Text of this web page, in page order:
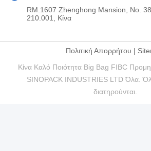
RM.1607 Zhenghong Mansion, No.
210.001, Κίνα
Πολιτική Απορρήτου |
Κίνα Καλό Ποιότητα Big Bag FIBC
SINOPACK INDUSTRIES LTD Όλα.
διατηρούνται.